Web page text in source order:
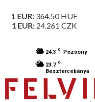
1 EUR: 364.50HUF
1 EUR: 24.261 CZK
24.3 C Pozsony
23.7 C
Besztercebánya